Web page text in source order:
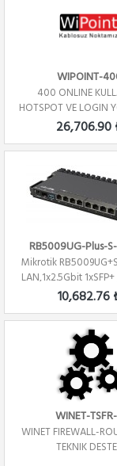
WIPOINT-
400 ONLINE
HOTSPOT VE LOGIN
YILLIK
26,706.90
RB5009UG-Plus-
Mikrotik
LAN,1x2.5Gbit
1U, ...
10,682.76
WINET-
WINET FIREWALL-
TEKNIK